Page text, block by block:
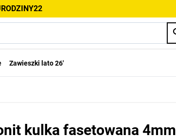
Zawieszki lato 26'
kulka fasetowana 4mm